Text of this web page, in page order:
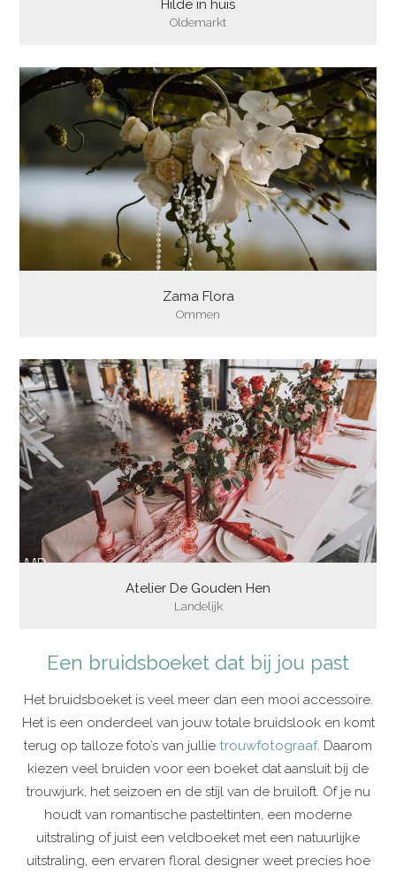
Hilde in huis
Oldemarkt
Zama Flora
Ommen
Atelier De Gouden Hen
Landelijk
Een bruidsboeket dat bij jou past
Het bruidsboeket is veel meer dan een mooi accessoire.
Het is een onderdeel van jouw totale bruidslook en komt
terug op talloze foto’s van jullie trouwfotograaf. Daarom
kiezen veel bruiden voor een boeket dat aansluit bij de
trouwjurk, het seizoen en de stijl van de bruiloft. Of je nu
houdt van romantische pasteltinten, een moderne
uitstraling of juist een veldboeket met een natuurlijke
uitstraling, een ervaren floral designer weet precies hoe